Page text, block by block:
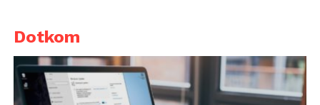
Dotkom